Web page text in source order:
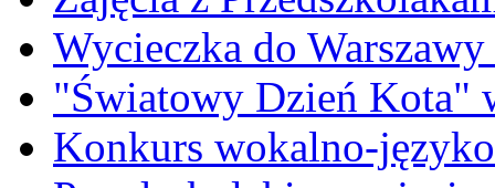
Wycieczka do
"Światowy Dzień Kota"
Konkurs wokalno-